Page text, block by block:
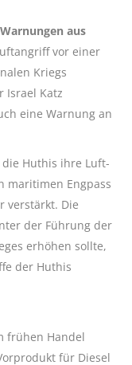
aus
vor einer
Kriegs
Israel Katz
eine Warnung an
Huthis ihre Luft-
maritimen Engpass
verstärkt. Die
der Führung der
erhöhen sollte,
der Huthis
frühen Handel
für Diesel